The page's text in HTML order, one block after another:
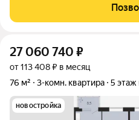
Возничего. В астрономии этот
точность и уверенность в
27 060 740 ₽
от 113 408 ₽ в месяц
76 м²
3-комн. квартира 5 этаж
новостройка